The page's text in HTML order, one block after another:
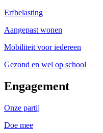
Erfbelasting
Aangepast wonen
Mobiliteit voor iedereen
Gezond en wel op school
Engagement
Onze partij
Doe mee